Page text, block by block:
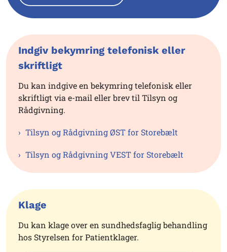
Indgiv bekymring telefonisk eller
skriftligt
Du kan indgive en bekymring telefonisk eller
skriftligt via e-mail eller brev til Tilsyn og
Rådgivning.
Tilsyn og Rådgivning ØST for Storebælt
Tilsyn og Rådgivning VEST for Storebælt
Klage
Du kan klage over en sundhedsfaglig behandling
hos Styrelsen for Patientklager.